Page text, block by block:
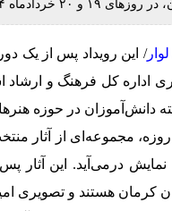
۱۴۰۴ برگزار می‌شود
/ این رویداد پس از یک
اداره کل فرهنگ و
دانش‌آموزان در حوزه
مجموعه‌ای از آثار
درمی‌آید. این آثار
کرمان هستند و تصویری